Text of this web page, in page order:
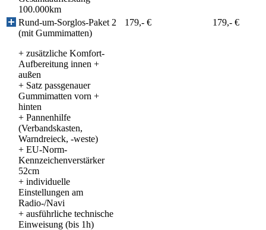
100.000km
Rund-um-Sorglos-Paket 2
(mit Gummimatten)
+ zusätzliche Komfort-
Aufbereitung innen +
außen
+ Satz passgenauer
Gummimatten vorn +
hinten
+ Pannenhilfe
(Verbandskasten,
Warndreieck, -weste)
+ EU-Norm-
Kennzeichenverstärker
52cm
+ individuelle
Einstellungen am
Radio-/Navi
+ ausführliche technische
Einweisung (bis 1h)
179,- € 179,- €